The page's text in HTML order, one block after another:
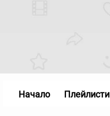
Начало Плейлисти